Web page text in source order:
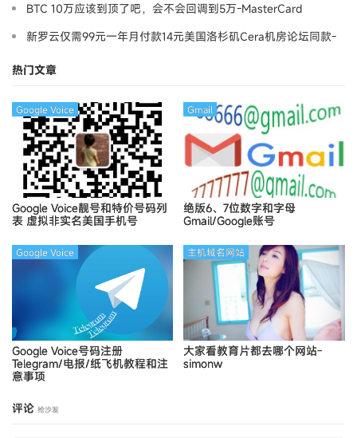
BTC 10万应该到顶了吧，会不会回调到5万-MasterCard
新罗云仅需99元一年月付款14元美国洛杉矶Cera机房论坛同款-
热门文章
Google Voice靓号和特价号码列
表 虚拟非实名美国手机号
Google Voice
绝版6、7位数字和字母
Gmail/Google账号
Gmail
Google Voice号码注册
Telegram/电报/纸飞机教程和注
意事项
Google Voice
大家看教育片都去哪个网站-
simonw
主机域名网站
评论 抢沙发